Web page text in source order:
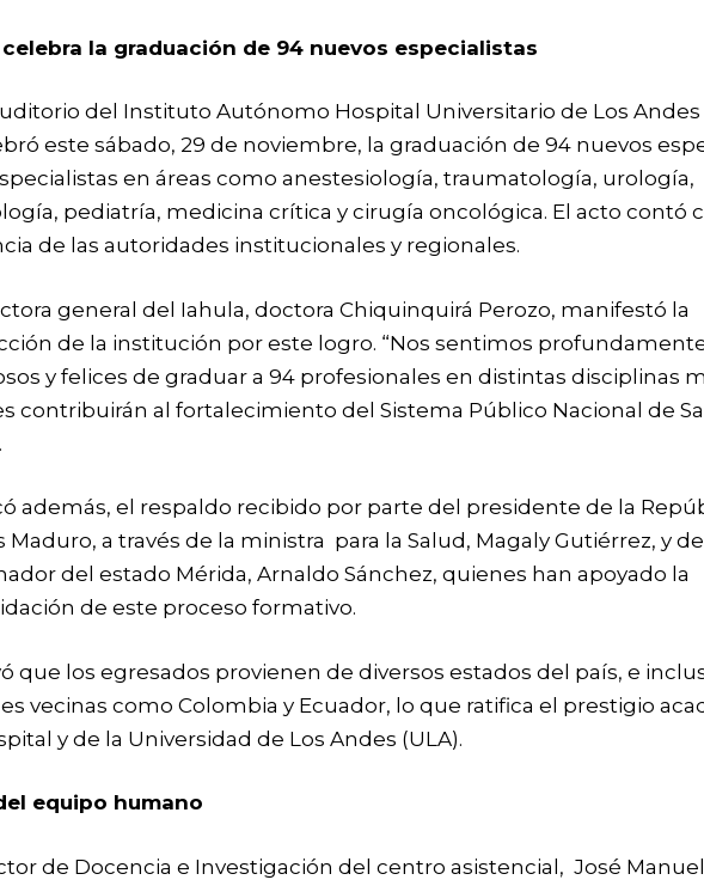
la graduación de 94 nuevos especialistas
del Instituto Autónomo Hospital Universitario de Los Andes
este sábado, 29 de noviembre, la graduación de 94 nuevos
en áreas como anestesiología, traumatología, urología,
pediatría, medicina crítica y cirugía oncológica. El acto contó
de las autoridades institucionales y regionales.
general del Iahula, doctora Chiquinquirá Perozo, manifestó la
de la institución por este logro. “Nos sentimos
y felices de graduar a 94 profesionales en distintas disciplinas
contribuirán al fortalecimiento del Sistema Público Nacional de
además, el respaldo recibido por parte del presidente de la
Maduro, a través de la ministra para la Salud, Magaly Gutiérrez, y del
del estado Mérida, Arnaldo Sánchez, quienes han apoyado la
de este proceso formativo.
que los egresados provienen de diversos estados del país, e
vecinas como Colombia y Ecuador, lo que ratifica el prestigio
y de la Universidad de Los Andes (ULA).
equipo humano
de Docencia e Investigación del centro asistencial, José Manuel